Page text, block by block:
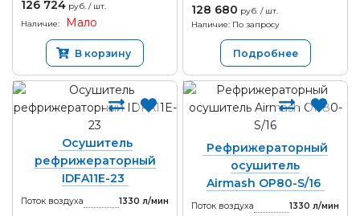
126 724 руб. / шт.
Наличие:
Мало
В корзину
128 680 руб. / шт.
Наличие: По запросу
Подробнее
Осушитель
рефрижераторный
IDFA11E-23
Поток воздуха
1330 л/мин
Рефрижераторный
осушитель
Airmash OP80-S/16
Поток воздуха
1330 л/мин